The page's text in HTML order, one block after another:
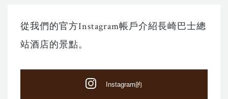
從我們的官方Instagram帳戶介紹長崎巴士總
站酒店的景點。
Instagram的